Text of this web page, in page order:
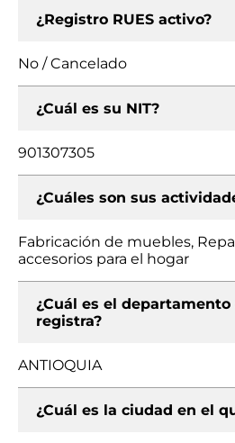
¿Registro RUES activo?
No / Cancelado
¿Cuál es su NIT?
901307305
¿Cuáles son sus
Fabricación de muebles,
accesorios para el hogar
¿Cuál es el departamento
registra?
ANTIOQUIA
¿Cuál es la ciudad en el